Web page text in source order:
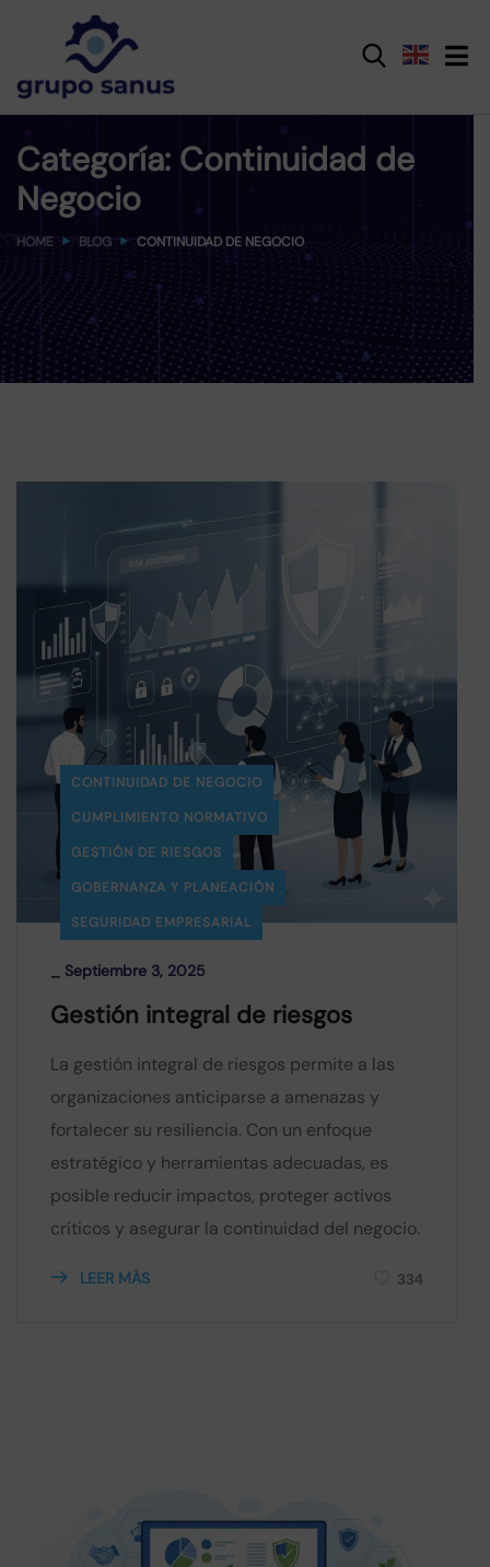
Categoría: Continuidad de
Negocio
HOME BLOG CONTINUIDAD DE NEGOCIO
CONTINUIDAD DE NEGOCIO
CUMPLIMIENTO NORMATIVO
GESTIÓN DE RIESGOS
GOBERNANZA Y PLANEACIÓN
SEGURIDAD EMPRESARIAL
Septiembre 3, 2025
Gestión integral de riesgos
La gestión integral de riesgos permite a las
organizaciones anticiparse a amenazas y
fortalecer su resiliencia. Con un enfoque
estratégico y herramientas adecuadas, es
posible reducir impactos, proteger activos
críticos y asegurar la continuidad del negocio.
LEER MÁS 334